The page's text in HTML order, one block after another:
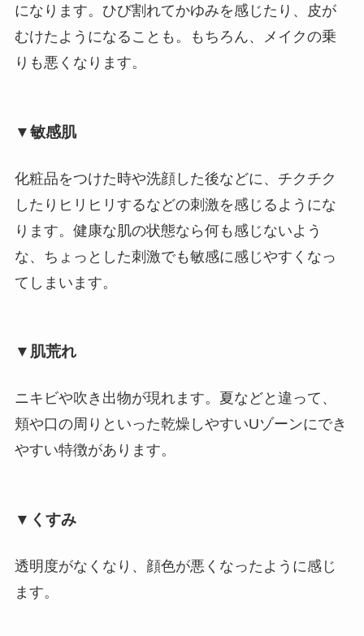
になります。ひび割れてかゆみを感じたり、皮が
むけたようになることも。もちろん、メイクの乗
りも悪くなります。
▼敏感肌
化粧品をつけた時や洗顔した後などに、チクチク
したりヒリヒリするなどの刺激を感じるようにな
ります。健康な肌の状態なら何も感じないよう
な、ちょっとした刺激でも敏感に感じやすくなっ
てしまいます。
▼肌荒れ
ニキビや吹き出物が現れます。夏などと違って、
頬や口の周りといった乾燥しやすいUゾーンにでき
やすい特徴があります。
▼くすみ
透明度がなくなり、顔色が悪くなったように感じ
ます。